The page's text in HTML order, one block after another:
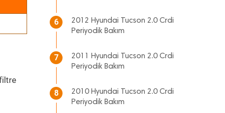
6
2012 Hyundai Tucson 2.0 Crdi
Periyodik Bakım
7
2011 Hyundai Tucson 2.0 Crdi
Periyodik Bakım
8
2010 Hyundai Tucson 2.0 Crdi
Periyodik Bakım